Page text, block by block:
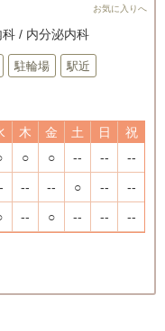
/ 内分泌内科
駐輪場 駅近
木 金 土 日
祝
○ ○ -- -- --
-- -- ○ -- --
-- ○ -- -- --